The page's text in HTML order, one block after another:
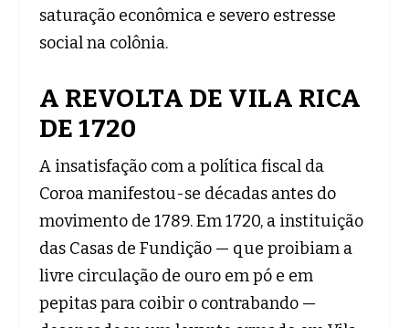
saturação econômica e severo estresse
social na colônia.
A REVOLTA DE VILA RICA
DE 1720
A insatisfação com a política fiscal da
Coroa manifestou-se décadas antes do
movimento de 1789. Em 1720, a instituição
das Casas de Fundição — que proibiam a
livre circulação de ouro em pó e em
pepitas para coibir o contrabando —